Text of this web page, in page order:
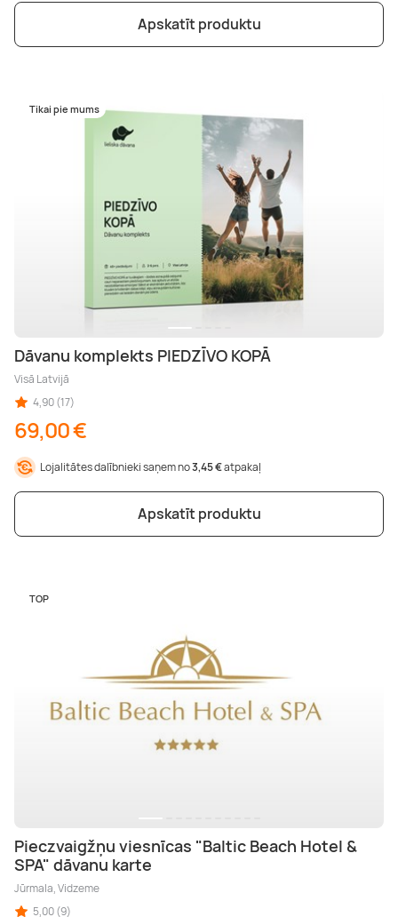
Apskatīt produktu
Tikai pie mums
Dāvanu komplekts PIEDZĪVO KOPĀ
Visā Latvijā
4,90 (17)
69,00 €
Lojalitātes dalībnieki saņem no3,45 €atpakaļ
Apskatīt produktu
TOP
Pieczvaigžņu viesnīcas "Baltic Beach Hotel &
SPA" dāvanu karte
Jūrmala, Vidzeme
5,00 (9)